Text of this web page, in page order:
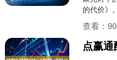
的代价》
人总要学
颤，眼泪
查看：90